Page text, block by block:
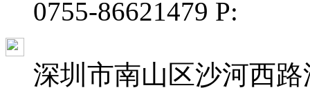
0755-86621479 P:
深圳市南山区沙河西